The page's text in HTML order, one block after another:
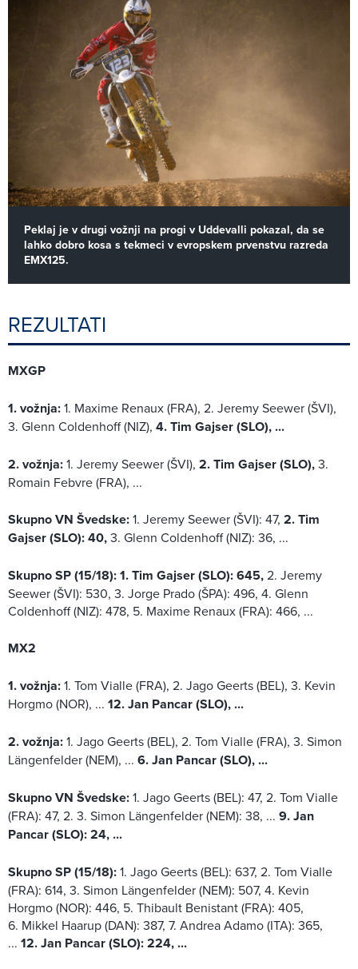
Peklaj je v drugi vožnji na progi v Uddevalli pokazal, da se
lahko dobro kosa s tekmeci v evropskem prvenstvu razreda
EMX125.
REZULTATI
MXGP
1. vožnja:1. Maxime Renaux (FRA), 2. Jeremy Seewer (ŠVI),
3. Glenn Coldenhoff (NIZ), 4. Tim Gajser (SLO), ...
2. vožnja:1. Jeremy Seewer (ŠVI), 2. Tim Gajser (SLO),3.
Romain Febvre (FRA), ...
Skupno VN Švedske:1. Jeremy Seewer (ŠVI): 47, 2. Tim
Gajser (SLO): 40,3. Glenn Coldenhoff (NIZ): 36, ...
Skupno SP (15/18):1. Tim Gajser (SLO): 645,2. Jeremy
Seewer (ŠVI): 530, 3. Jorge Prado (ŠPA): 496, 4. Glenn
Coldenhoff (NIZ): 478, 5. Maxime Renaux (FRA): 466, ...
MX2
1. vožnja:1. Tom Vialle (FRA), 2. Jago Geerts (BEL), 3. Kevin
Horgmo (NOR), ... 12. Jan Pancar (SLO), ...
2. vožnja:1. Jago Geerts (BEL), 2. Tom Vialle (FRA), 3. Simon
Längenfelder (NEM), ... 6. Jan Pancar (SLO), ...
Skupno VN Švedske:1. Jago Geerts (BEL): 47, 2. Tom Vialle
(FRA): 47, 2. 3. Simon Längenfelder (NEM): 38, ... 9. Jan
Pancar (SLO): 24, ...
Skupno SP (15/18):1. Jago Geerts (BEL): 637, 2. Tom Vialle
(FRA): 614, 3. Simon Längenfelder (NEM): 507, 4. Kevin
Horgmo (NOR): 446, 5. Thibault Benistant (FRA): 405,
6. Mikkel Haarup (DAN): 387, 7. Andrea Adamo (ITA): 365,
... 12. Jan Pancar (SLO): 224, ...